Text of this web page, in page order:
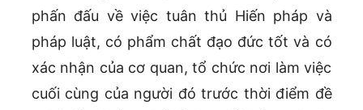
phấn đấu về việc tuân thủ Hiến pháp và
pháp luật, có phẩm chất đạo đức tốt và có
xác nhận của cơ quan, tổ chức nơi làm việc
cuối cùng của người đó trước thời điểm đề